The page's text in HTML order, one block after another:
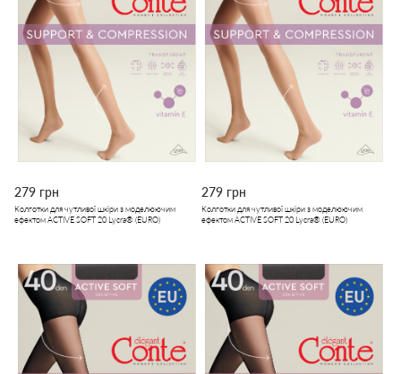
279 грн
Колготки для чутливої шкіри з моделюючим
ефектом ACTIVE SOFT 20 Lycra® (EURO)
279 грн
Колготки для чутливої шкіри з моделюючим
ефектом ACTIVE SOFT 20 Lycra® (EURO)